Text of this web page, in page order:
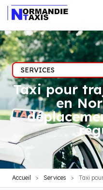
SERVICES
Taxi pour
en
Accueil > Services > Taxi